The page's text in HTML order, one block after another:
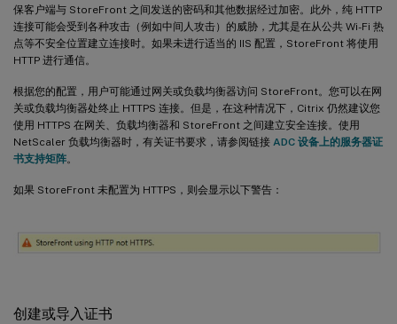
保客户端与 StoreFront 之间发送的密码和其他数据经过加密。此外，纯 HTTP
连接可能会受到各种攻击（例如中间人攻击）的威胁，尤其是在从公共 Wi-Fi 热
点等不安全位置建立连接时。如果未进行适当的 IIS 配置，StoreFront 将使用
HTTP 进行通信。
根据您的配置，用户可能通过网关或负载均衡器访问 StoreFront。您可以在网
关或负载均衡器处终止 HTTPS 连接。但是，在这种情况下，Citrix 仍然建议您
使用 HTTPS 在网关、负载均衡器和 StoreFront 之间建立安全连接。使用
NetScaler 负载均衡器时，有关证书要求，请参阅链接 ADC 设备上的服务器证
书支持矩阵。
如果 StoreFront 未配置为 HTTPS，则会显示以下警告：
创建或导入证书